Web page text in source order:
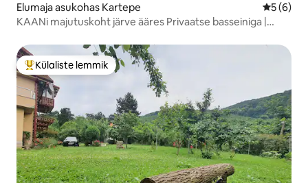
Elumaja asukohas Kartepe
5 (6)
KAANi majutuskoht järve ääres Privaatse basseiniga |
Külaliste suur lemmik
Külaliste lemmik